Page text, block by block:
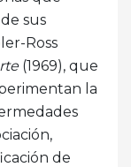
sus
Ross
(1969), que
la
de